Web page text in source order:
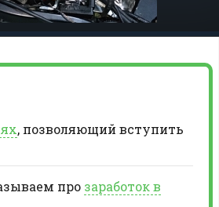
, позволяющий вступить
про заработок в